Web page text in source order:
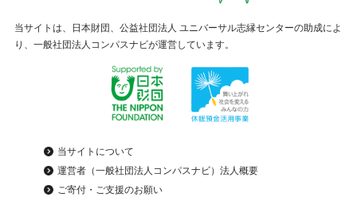
当サイトは、日本財団、公益社団法人 ユニバーサル志縁センターの助成によ
り、一般社団法人コンパスナビが運営しています。
当サイトについて
運営者（一般社団法人コンパスナビ）法人概要
ご寄付・ご支援のお願い